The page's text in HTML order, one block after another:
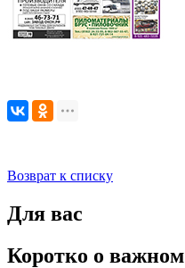
Возврат к списку
Для вас
Коротко о важном